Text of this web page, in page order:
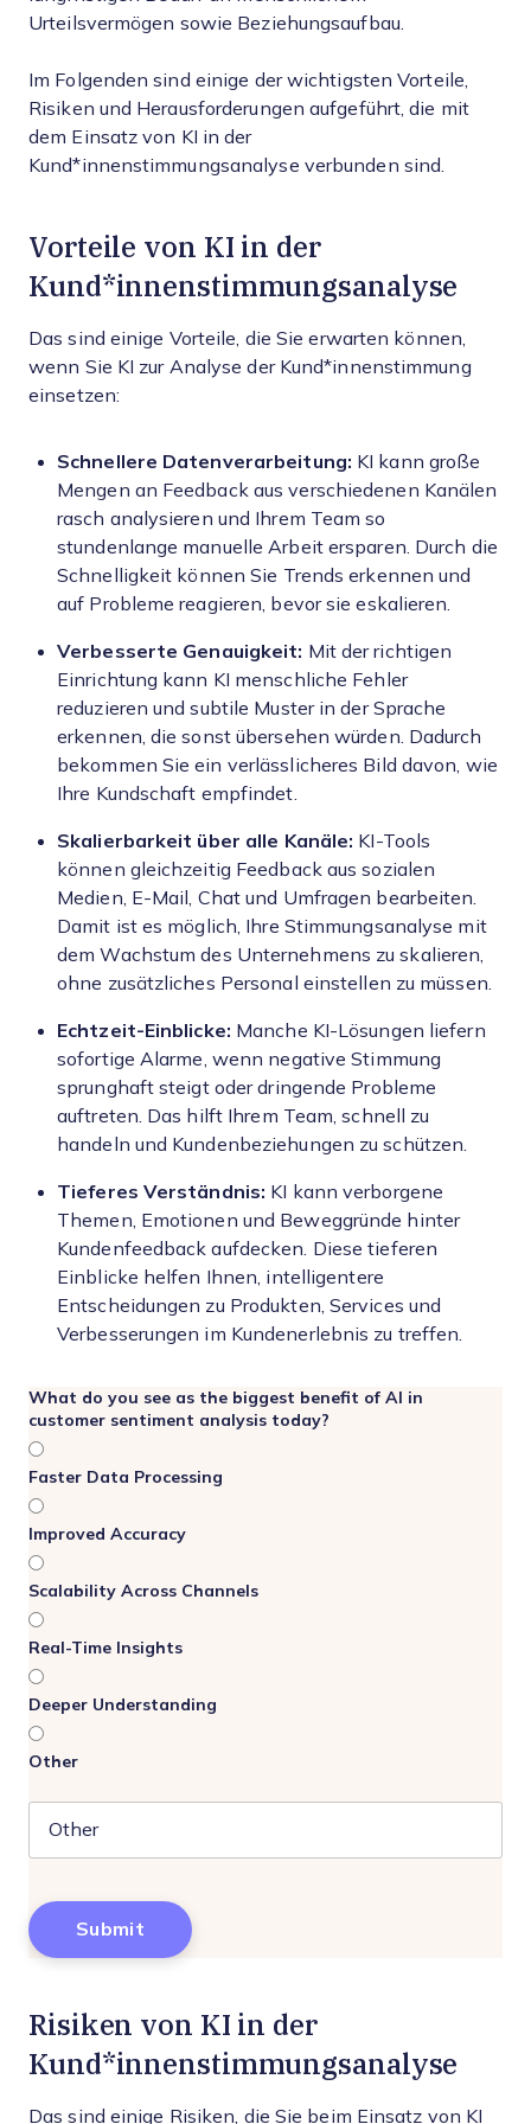
Urteilsvermögen sowie Beziehungsaufbau.
Im Folgenden sind einige der wichtigsten Vorteile,
Risiken und Herausforderungen aufgeführt, die mit
dem Einsatz von KI in der
Kund*innenstimmungsanalyse verbunden sind.
Vorteile von KI in der
Kund*innenstimmungsanalyse
Das sind einige Vorteile, die Sie erwarten können,
wenn Sie KI zur Analyse der Kund*innenstimmung
einsetzen:
Schnellere Datenverarbeitung: KI kann große
Mengen an Feedback aus verschiedenen Kanälen
rasch analysieren und Ihrem Team so
stundenlange manuelle Arbeit ersparen. Durch die
Schnelligkeit können Sie Trends erkennen und
auf Probleme reagieren, bevor sie eskalieren.
Verbesserte Genauigkeit: Mit der richtigen
Einrichtung kann KI menschliche Fehler
reduzieren und subtile Muster in der Sprache
erkennen, die sonst übersehen würden. Dadurch
bekommen Sie ein verlässlicheres Bild davon, wie
Ihre Kundschaft empfindet.
Skalierbarkeit über alle Kanäle: KI-Tools
können gleichzeitig Feedback aus sozialen
Medien, E-Mail, Chat und Umfragen bearbeiten.
Damit ist es möglich, Ihre Stimmungsanalyse mit
dem Wachstum des Unternehmens zu skalieren,
ohne zusätzliches Personal einstellen zu müssen.
Echtzeit-Einblicke: Manche KI-Lösungen liefern
sofortige Alarme, wenn negative Stimmung
sprunghaft steigt oder dringende Probleme
auftreten. Das hilft Ihrem Team, schnell zu
handeln und Kundenbeziehungen zu schützen.
Tieferes Verständnis: KI kann verborgene
Themen, Emotionen und Beweggründe hinter
Kundenfeedback aufdecken. Diese tieferen
Einblicke helfen Ihnen, intelligentere
Entscheidungen zu Produkten, Services und
Verbesserungen im Kundenerlebnis zu treffen.
What do you see as the biggest benefit of AI in
customer sentiment analysis today?
Faster Data Processing
Improved Accuracy
Scalability Across Channels
Real-Time Insights
Deeper Understanding
Other
Risiken von KI in der
Kund*innenstimmungsanalyse
Das sind einige Risiken, die Sie beim Einsatz von KI